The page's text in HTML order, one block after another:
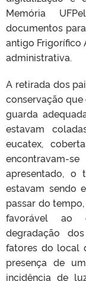
Memória
documentos
antigo Frigorífico
administrativa.
A retirada dos
conservação que
guarda
estavam
eucatex,
encontravam-
apresentado,
estavam sendo
passar do
favorável ao
degradação
fatores do local
presença de
incidência de